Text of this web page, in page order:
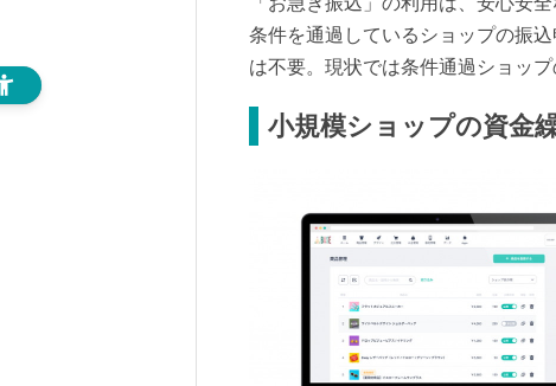
条件を通過しているショップの振
は不要。現状では条件通過ショップ
小規模ショップの資金